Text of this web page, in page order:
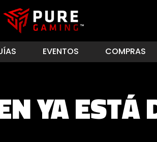
EVENTOS COMPRAS
YA ESTÁ